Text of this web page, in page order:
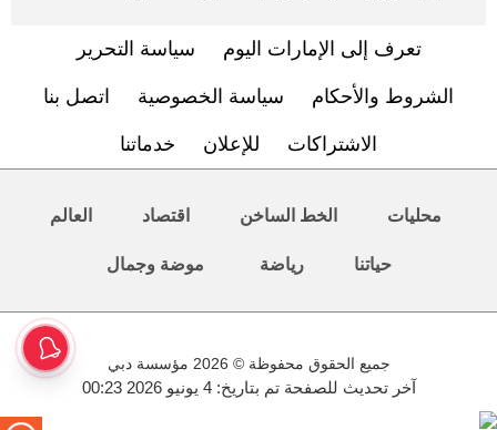
تعرف إلى الإمارات اليوم سياسة التحرير
الشروط والأحكام سياسة الخصوصية اتصل بنا
الاشتراكات للإعلان خدماتنا
محليات الخط الساخن اقتصاد العالم
حياتنا رياضة موضة وجمال
جميع الحقوق محفوظة © 2026 مؤسسة دبي
آخر تحديث للصفحة تم بتاريخ: 4 يونيو 2026 00:23